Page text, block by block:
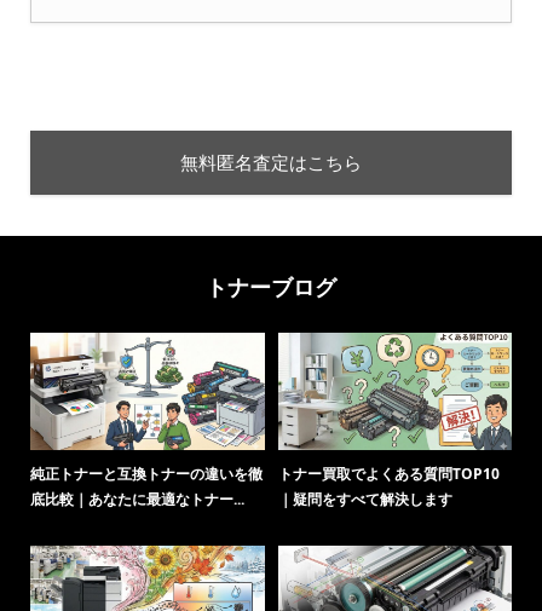
無料匿名査定はこちら
トナーブログ
純正トナーと互換トナーの違いを徹
底比較｜あなたに最適なトナー...
トナー買取でよくある質問TOP10
｜疑問をすべて解決します